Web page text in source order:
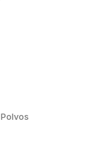
Polvos